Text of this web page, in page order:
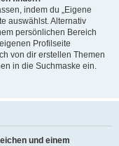
indem du „Eigene
auswählst. Alternativ
persönlichen Bereich
Profilseite
von dir erstellen Themen
in die Suchmaske ein.
und einem